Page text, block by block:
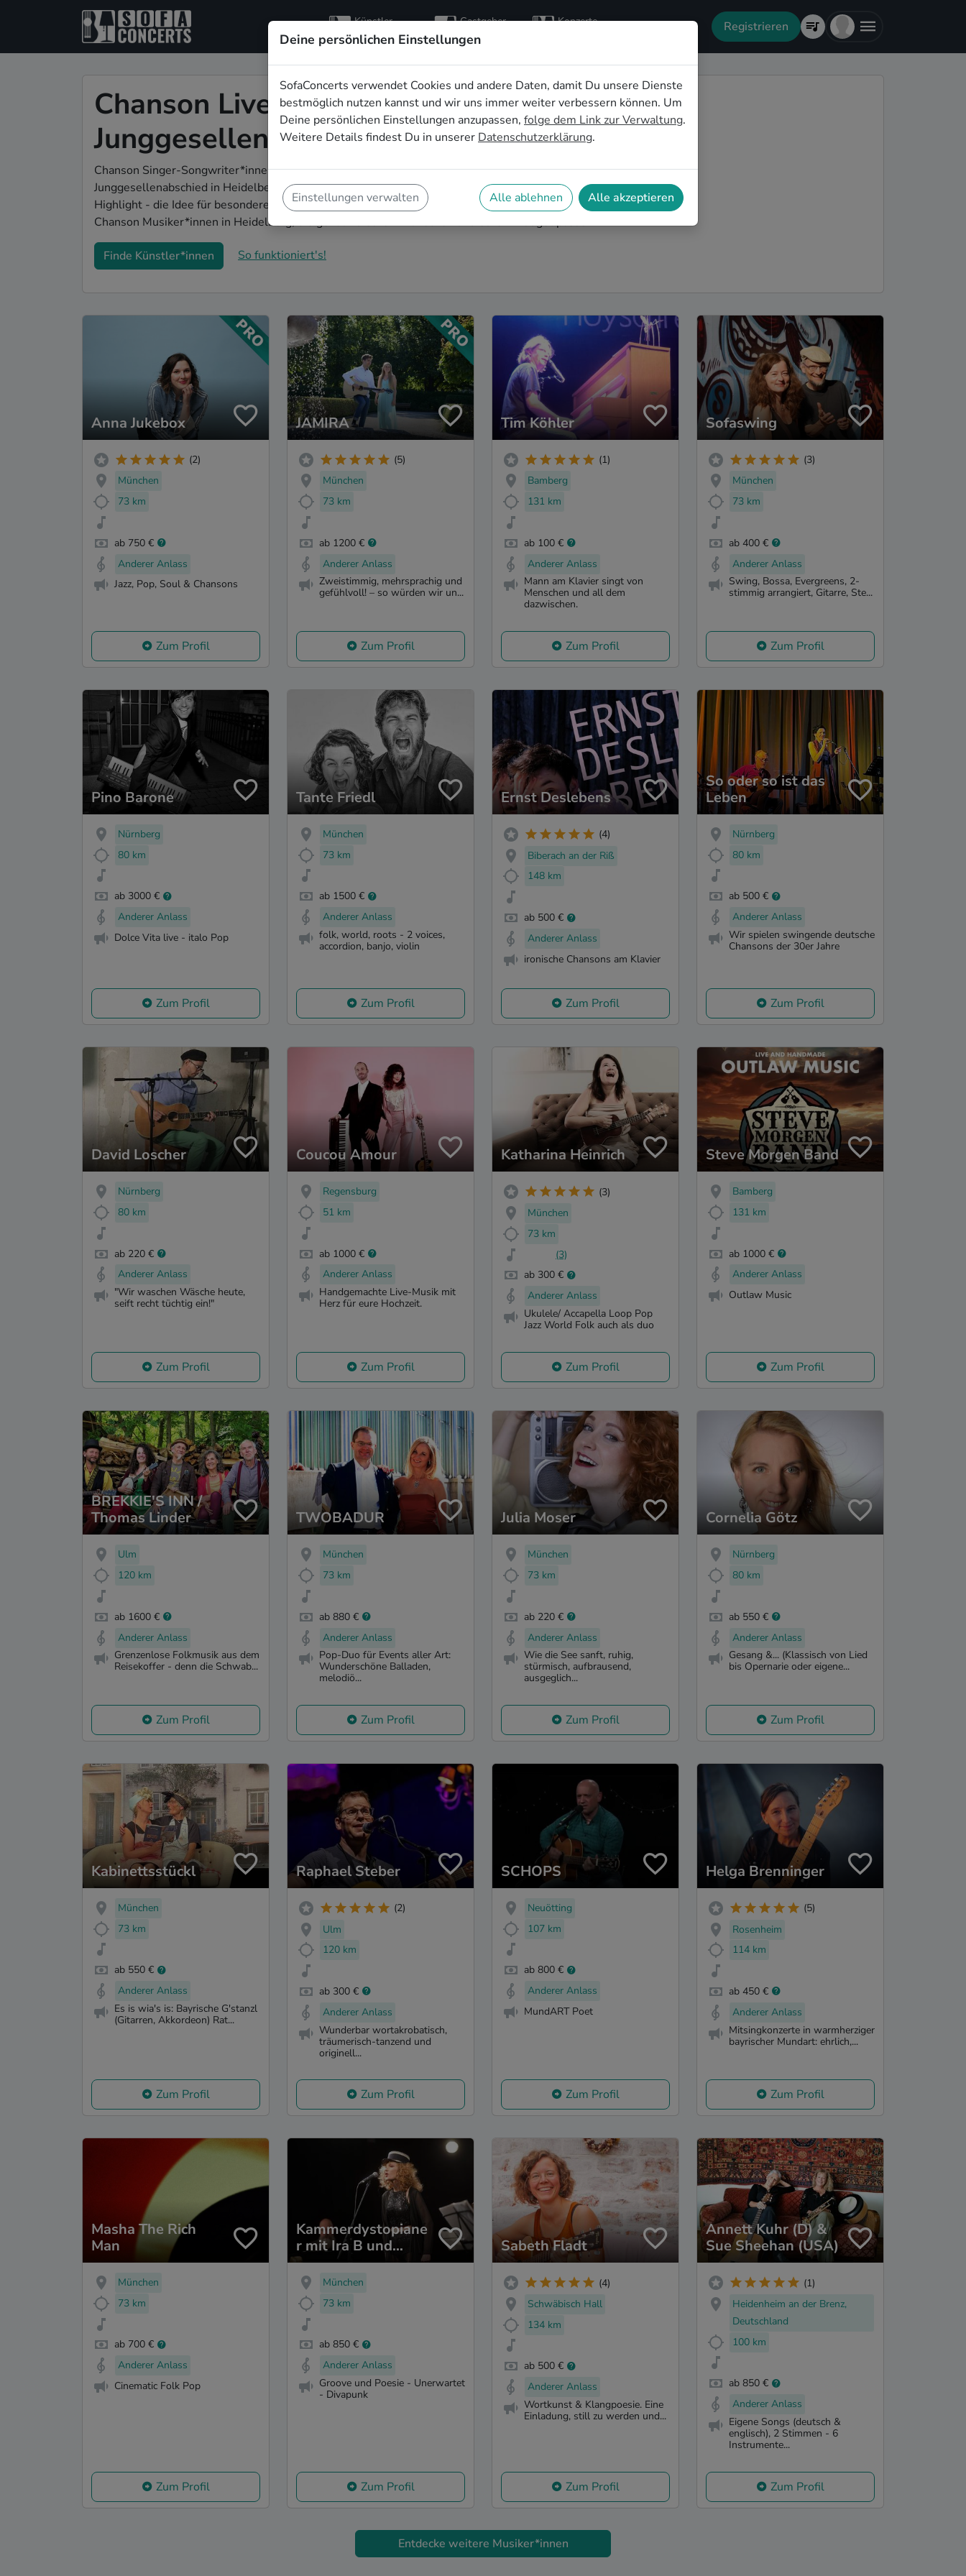
Künstler
entdecken
Gastgeber Konzerte Registrieren
Chanson Live-Musik für den
Junggesellenabschied in Heidelberg
Chanson Singer-Songwriter*innen und Bands sind die perfekte Idee für einen außergewöhnlichen
Junggesellenabschied in Heidelberg. Mit Live-Musik wird euer JGA zu einem unvergesslichen
Highlight - die Idee für besondere Feierlichkeiten vor der Hochzeit! Auf SofaConcerts findet ihr
Chanson Musiker*innen in Heidelberg, die genau zu euren Wünschen und eurem Budget passen.
Finde Künstler*innen So funktioniert's!
Anna Jukebox
(2)
München
73 km
ab 750 €
Anderer Anlass
Jazz, Pop, Soul & Chansons
Zum Profil
JAMIRA
(5)
München
73 km
ab 1200 €
Anderer Anlass
Zweistimmig, mehrsprachig und
gefühlvoll! – so würden wir un...
Zum Profil
Tim Köhler
(1)
Bamberg
131 km
ab 100 €
Anderer Anlass
Mann am Klavier singt von
Menschen und all dem
dazwischen.
Zum Profil
Sofaswing
(3)
München
73 km
ab 400 €
Anderer Anlass
Swing, Bossa, Evergreens, 2-
stimmig arrangiert, Gitarre, Ste...
Zum Profil
Pino Barone
Nürnberg
80 km
ab 3000 €
Anderer Anlass
Dolce Vita live - italo Pop
Zum Profil
Tante Friedl
München
73 km
ab 1500 €
Anderer Anlass
folk, world, roots - 2 voices,
accordion, banjo, violin
Zum Profil
Ernst Deslebens
(4)
Biberach an der Riß
148 km
ab 500 €
Anderer Anlass
ironische Chansons am Klavier
Zum Profil
So oder so ist das
Leben
Nürnberg
80 km
ab 500 €
Anderer Anlass
Wir spielen swingende deutsche
Chansons der 30er Jahre
Zum Profil
David Loscher
Nürnberg
80 km
ab 220 €
Anderer Anlass
"Wir waschen Wäsche heute,
seift recht tüchtig ein!"
Zum Profil
Coucou Amour
Regensburg
51 km
ab 1000 €
Anderer Anlass
Handgemachte Live-Musik mit
Herz für eure Hochzeit.
Zum Profil
Katharina Heinrich
(3)
München
73 km
(3)
ab 300 €
Anderer Anlass
Ukulele/ Accapella Loop Pop
Jazz World Folk auch als duo
Zum Profil
Steve Morgen Band
Bamberg
131 km
ab 1000 €
Anderer Anlass
Outlaw Music
Zum Profil
BREKKIE'S INN /
Thomas Linder
Ulm
120 km
ab 1600 €
Anderer Anlass
Grenzenlose Folkmusik aus dem
Reisekoffer - denn die Schwab...
Zum Profil
TWOBADUR
München
73 km
ab 880 €
Anderer Anlass
Pop-Duo für Events aller Art:
Wunderschöne Balladen,
melodiö...
Zum Profil
Julia Moser
München
73 km
ab 220 €
Anderer Anlass
Wie die See sanft, ruhig,
stürmisch, aufbrausend,
ausgeglich...
Zum Profil
Cornelia Götz
Nürnberg
80 km
ab 550 €
Anderer Anlass
Gesang &... (Klassisch von Lied
bis Opernarie oder eigene...
Zum Profil
Kabinettsstückl
München
73 km
ab 550 €
Anderer Anlass
Es is wia's is: Bayrische G'stanzl
(Gitarren, Akkordeon) Rat...
Zum Profil
Raphael Steber
(2)
Ulm
120 km
ab 300 €
Anderer Anlass
Wunderbar wortakrobatisch,
träumerisch-tanzend und
originell...
Zum Profil
SCHOPS
Neuötting
107 km
ab 800 €
Anderer Anlass
MundART Poet
Zum Profil
Helga Brenninger
(5)
Rosenheim
114 km
ab 450 €
Anderer Anlass
Mitsingkonzerte in warmherziger
bayrischer Mundart: ehrlich,...
Zum Profil
Masha The Rich
Man
München
73 km
ab 700 €
Anderer Anlass
Cinematic Folk Pop
Zum Profil
Kammerdystopiane
r mit Ira B und
André Schwager
München
73 km
ab 850 €
Anderer Anlass
Groove und Poesie - Unerwartet
- Divapunk
Zum Profil
Sabeth Fladt
(4)
Schwäbisch Hall
134 km
ab 500 €
Anderer Anlass
Wortkunst & Klangpoesie. Eine
Einladung, still zu werden und...
Zum Profil
Annett Kuhr (D) &
Sue Sheehan (USA)
(1)
Heidenheim an der Brenz,
Deutschland
100 km
ab 850 €
Anderer Anlass
Eigene Songs (deutsch &
englisch), 2 Stimmen - 6
Instrumente...
Zum Profil
Entdecke weitere Musiker*innen
Deine persönlichen Einstellungen
SofaConcerts verwendet Cookies und andere Daten, damit Du unsere Dienste
bestmöglich nutzen kannst und wir uns immer weiter verbessern können. Um
Deine persönlichen Einstellungen anzupassen, folge dem Link zur Verwaltung.
Weitere Details findest Du in unserer Datenschutzerklärung.
Einstellungen verwalten Alle ablehnen Alle akzeptieren